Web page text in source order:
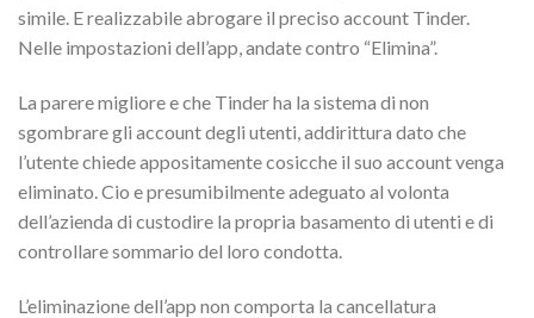
simile. E realizzabile abrogare il preciso account Tinder.
Nelle impostazioni dell’app, andate contro “Elimina”.
La parere migliore e che Tinder ha la sistema di non
sgombrare gli account degli utenti, addirittura dato che
l’utente chiede appositamente cosicche il suo account venga
eliminato. Cio e presumibilmente adeguato al volonta
dell’azienda di custodire la propria basamento di utenti e di
controllare sommario del loro condotta.
L’eliminazione dell’app non comporta la cancellatura